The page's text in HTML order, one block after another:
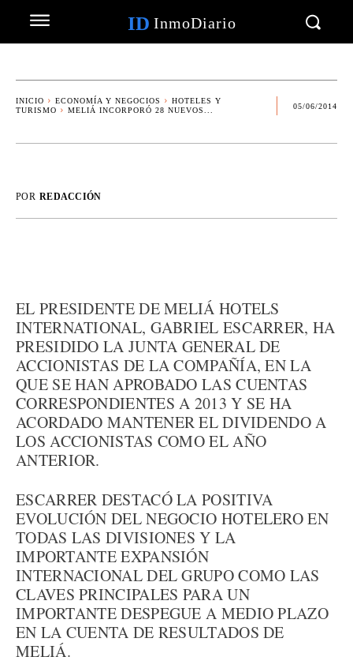
ID InmoDiario
INICIO ECONOMÍA Y NEGOCIOS
HOTELES Y
TURISMO
MELIÁ INCORPORÓ 28 NUEVOS...
05/06/2014
POR REDACCIÓN
EL PRESIDENTE DE MELIÁ HOTELS
INTERNATIONAL, GABRIEL ESCARRER, HA
PRESIDIDO LA JUNTA GENERAL DE
ACCIONISTAS DE LA COMPAÑÍA, EN LA
QUE SE HAN APROBADO LAS CUENTAS
CORRESPONDIENTES A 2013 Y SE HA
ACORDADO MANTENER EL DIVIDENDO A
LOS ACCIONISTAS COMO EL AÑO
ANTERIOR.
ESCARRER DESTACÓ LA POSITIVA
EVOLUCIÓN DEL NEGOCIO HOTELERO EN
TODAS LAS DIVISIONES Y LA
IMPORTANTE EXPANSIÓN
INTERNACIONAL DEL GRUPO COMO LAS
CLAVES PRINCIPALES PARA UN
IMPORTANTE DESPEGUE A MEDIO PLAZO
EN LA CUENTA DE RESULTADOS DE
MELIÁ.